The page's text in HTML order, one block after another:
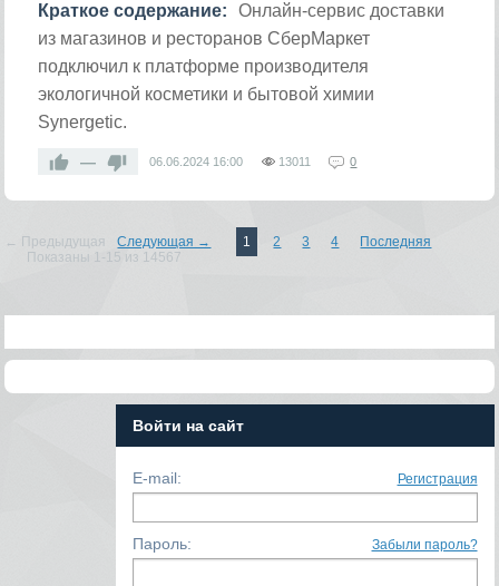
Краткое содержание:
Онлайн-сервис доставки
из магазинов и ресторанов СберМаркет
подключил к платформе производителя
экологичной косметики и бытовой химии
Synergetic.
— 06.06.2024 16:00 13011 0
← Предыдущая Следующая → 1 2 3 4
Последняя
Показаны 1-15 из 14567
Войти на сайт
E-mail: Регистрация
Пароль: Забыли пароль?